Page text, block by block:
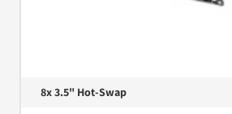
8x 3.5" Hot-Swap